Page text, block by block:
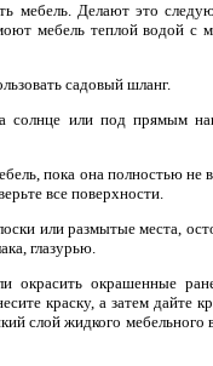
мебель. Делают это
мебель теплой водой с
садовый шланг.
солнце или под прямым
пока она полностью не
все поверхности.
или размытые места,
глазурью.
окрасить окрашенные
краску, а затем дайте
слой жидкого мебельного